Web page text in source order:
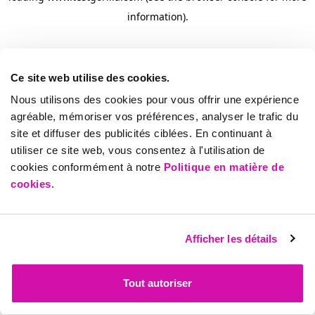
Ce site web utilise des cookies.
Nous utilisons des cookies pour vous offrir une expérience
agréable, mémoriser vos préférences, analyser le trafic du
site et diffuser des publicités ciblées. En continuant à
utiliser ce site web, vous consentez à l'utilisation de
cookies conformément à notre Politique en matière de
cookies.
Afficher les détails
Tout autoriser
information).